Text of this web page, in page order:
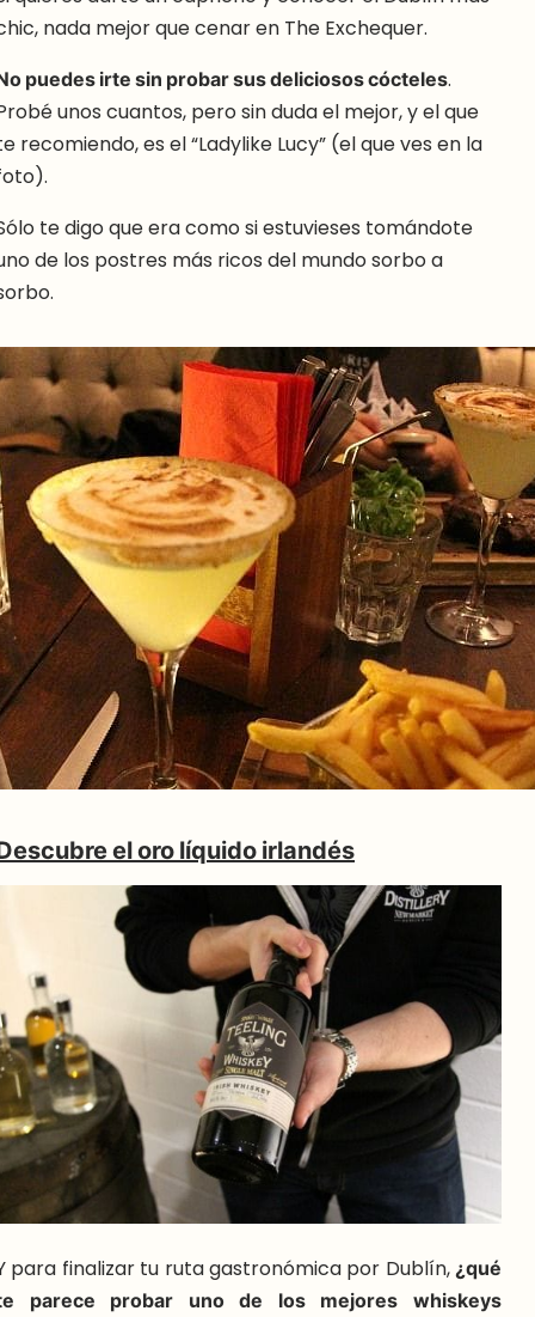
nada mejor que cenar en The Exchequer.
puedes irte sin probar sus deliciosos cócteles.
unos cuantos, pero sin duda el mejor, y el que
recomiendo, es el “Ladylike Lucy” (el que ves en la
te digo que era como si estuvieses tomándote
de los postres más ricos del mundo sorbo a
el oro líquido irlandés
para finalizar tu ruta gastronómica por Dublín,¿qué
parece probar uno de los mejores whiskeys